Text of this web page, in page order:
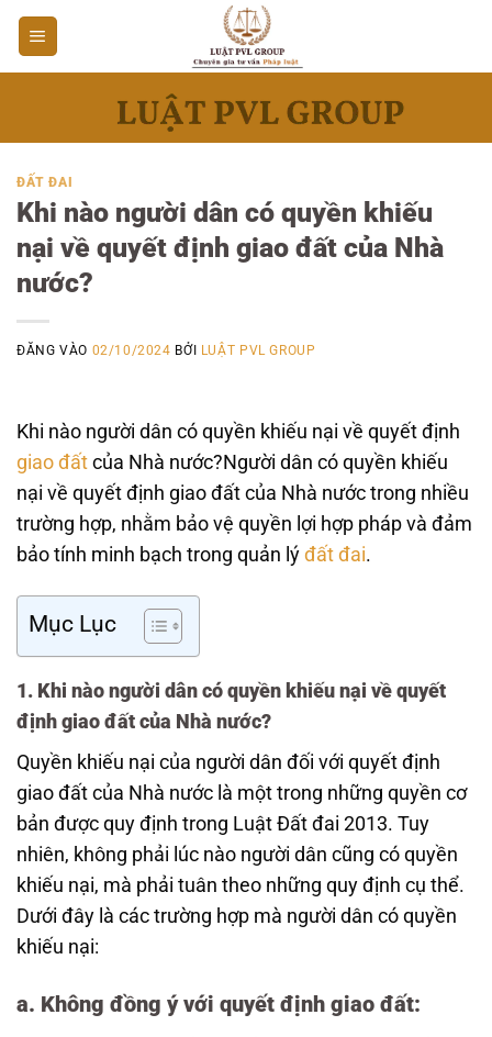
Bỏ
qua
nội
ĐẤT ĐAI
Khi nào người dân có quyền khiếu
nại về quyết định giao đất của Nhà
nước?
ĐĂNG VÀO 02/10/2024 BỞI LUẬT PVL GROUP
Khi nào người dân có quyền khiếu nại về quyết định
giao đất của Nhà nước?Người dân có quyền khiếu
nại về quyết định giao đất của Nhà nước trong nhiều
trường hợp, nhằm bảo vệ quyền lợi hợp pháp và đảm
bảo tính minh bạch trong quản lý đất đai.
Mục Lục
1. Khi nào người dân có quyền khiếu nại về quyết
định giao đất của Nhà nước?
Quyền khiếu nại của người dân đối với quyết định
giao đất của Nhà nước là một trong những quyền cơ
bản được quy định trong Luật Đất đai 2013. Tuy
nhiên, không phải lúc nào người dân cũng có quyền
khiếu nại, mà phải tuân theo những quy định cụ thể.
Dưới đây là các trường hợp mà người dân có quyền
khiếu nại:
a. Không đồng ý với quyết định giao đất: